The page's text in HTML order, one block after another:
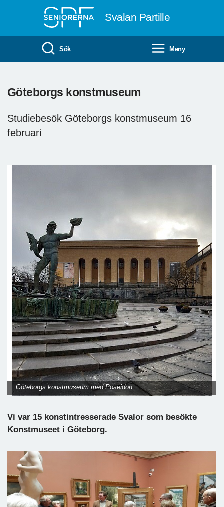
Svalan Partille
Sök Meny
Göteborgs konstmuseum
Studiebesök Göteborgs konstmuseum 16
februari
Göteborgs konstmuseum med Poseidon
Vi var 15 konstintresserade Svalor som besökte
Konstmuseet i Göteborg.